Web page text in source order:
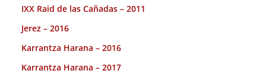
IXX Raid de las Cañadas – 2011
Jerez – 2016
Karrantza Harana – 2016
Karrantza Harana – 2017